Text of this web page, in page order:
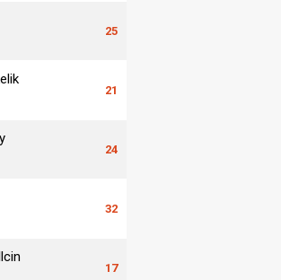
25
21
24
32
17